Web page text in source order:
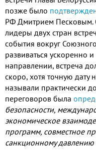
позже было
РФ Дмитрием Песковым.
лидеры двух стран
события вокруг
развиваться ускоренно
направлении, встреча
скоро, хотя точную дату
называли практически
переговоров была
безопасности,
экономическое
программ, совместное
санкционному давлению